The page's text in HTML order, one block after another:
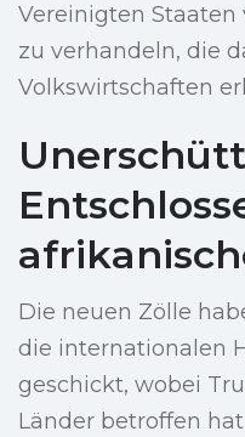
Vereinigten
zu verhandeln, die
Volkswirtschaften
Die neuen Zölle
die internationalen
geschickt, wobei
Länder betroffen